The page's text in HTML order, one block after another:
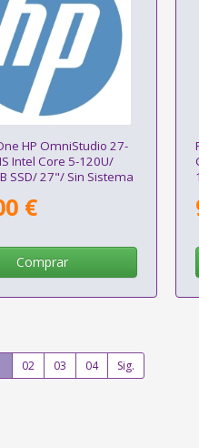
HP OmniStudio 27-
Intel Core 5-120U/
SSD/ 27"/ Sin Sistema
€
Comprar
02 03 04 Sig.